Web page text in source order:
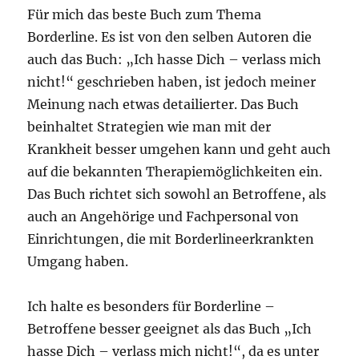
Für mich das beste Buch zum Thema
Borderline. Es ist von den selben Autoren die
auch das Buch: „Ich hasse Dich – verlass mich
nicht!“ geschrieben haben, ist jedoch meiner
Meinung nach etwas detailierter. Das Buch
beinhaltet Strategien wie man mit der
Krankheit besser umgehen kann und geht auch
auf die bekannten Therapiemöglichkeiten ein.
Das Buch richtet sich sowohl an Betroffene, als
auch an Angehörige und Fachpersonal von
Einrichtungen, die mit Borderlineerkrankten
Umgang haben.
Ich halte es besonders für Borderline –
Betroffene besser geeignet als das Buch „Ich
hasse Dich – verlass mich nicht!“, da es unter